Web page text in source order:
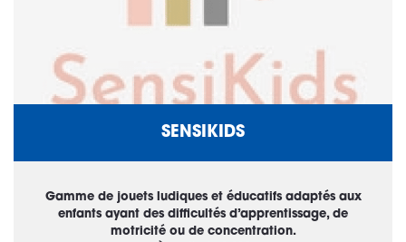
SENSIKIDS
Gamme de jouets ludiques et éducatifs adaptés aux
enfants ayant des difficultés d’apprentissage, de
motricité ou de concentration.